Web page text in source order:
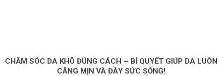
CHĂM SÓC DA KHÔ ĐÚNG CÁCH – BÍ QUYẾT GIÚP DA LUÔN
CĂNG MỊN VÀ ĐẦY SỨC SỐNG!